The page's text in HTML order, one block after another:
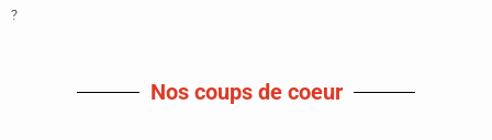
?
Nos coups de coeur